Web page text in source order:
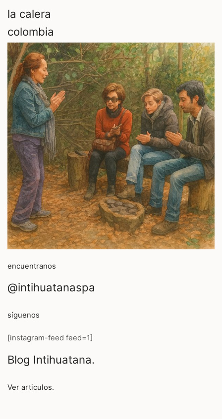
la calera
colombia
encuentranos
@intihuatanaspa
síguenos
[instagram-feed feed=1]
Blog Intihuatana.
Ver articulos.